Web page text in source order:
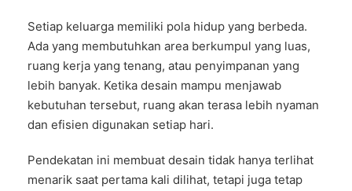
Setiap keluarga memiliki pola hidup yang berbeda.
Ada yang membutuhkan area berkumpul yang luas,
ruang kerja yang tenang, atau penyimpanan yang
lebih banyak. Ketika desain mampu menjawab
kebutuhan tersebut, ruang akan terasa lebih nyaman
dan efisien digunakan setiap hari.
Pendekatan ini membuat desain tidak hanya terlihat
menarik saat pertama kali dilihat, tetapi juga tetap